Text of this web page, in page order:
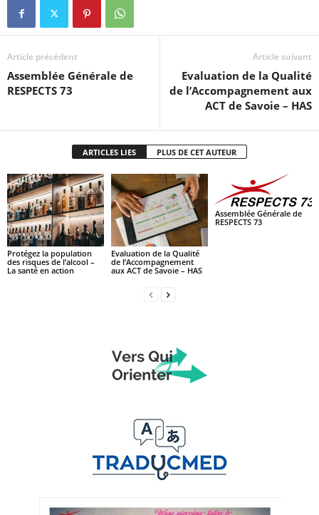
Article précédent
Assemblée Générale de
RESPECTS 73
Article suivant
Evaluation de la Qualité
de l’Accompagnement aux
ACT de Savoie – HAS
ARTICLES LIES PLUS DE CET AUTEUR
Protégez la population
des risques de l’alcool –
La santé en action
Evaluation de la Qualité
de l’Accompagnement
aux ACT de Savoie – HAS
Assemblée Générale de
RESPECTS 73